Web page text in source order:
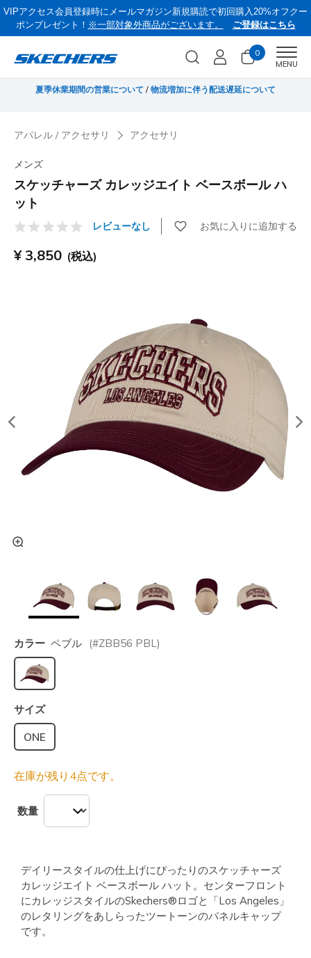
VIPアクセス会員登録時にメールマガジン新規購読で初回購入20%オフクー
ポンプレゼント！ ※一部対象外商品がございます。 ご登録はこちら
0
MENU
夏季休業期間の営業について / 物流増加に伴う配送遅延について
アパレル / アクセサリ アクセサリ
メンズ
スケッチャーズ カレッジエイト ベースボール ハ
ット
顧客評価5/5件 レビューなし お気に入りに追加する
¥ 3,850 (税込)
カラー ペブル (#ZBB56 PBL)
選択されました
サイズ
ONE
在庫が残り4点です。
数量
デイリースタイルの仕上げにぴったりのスケッチャーズ
カレッジエイト ベースボール ハット。センターフロント
にカレッジスタイルのSkechers®ロゴと「Los Angeles」
のレタリングをあしらったツートーンのパネルキャップ
です。